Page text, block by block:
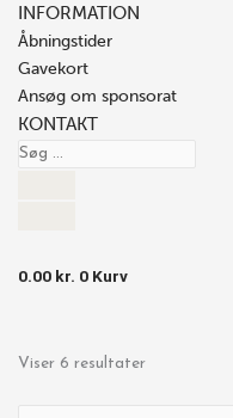
INFORMATION
Åbningstider
Gavekort
Ansøg om sponsorat
KONTAKT
0.00 kr. 0 Kurv
Viser 6 resultater